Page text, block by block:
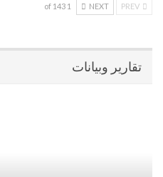
NEXT
1 of 143
تقارير وبيانات